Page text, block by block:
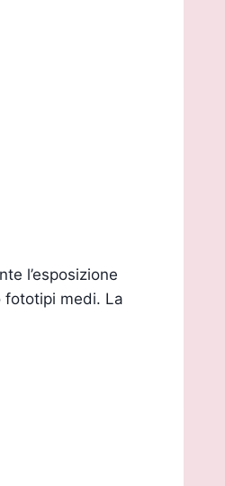
l’esposizione
fototipi medi. La